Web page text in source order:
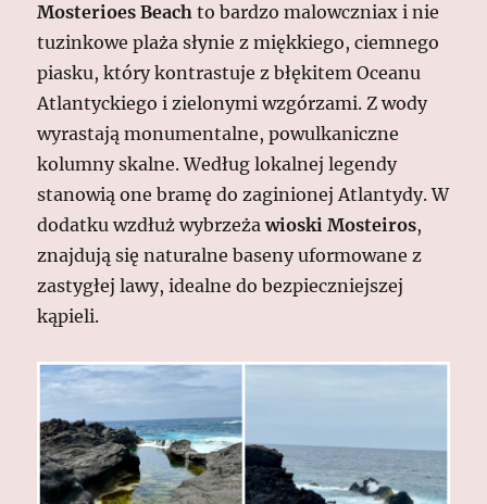
Mosterioes Beach to bardzo malowczniax i nie
tuzinkowe plaża słynie z miękkiego, ciemnego
piasku, który kontrastuje z błękitem Oceanu
Atlantyckiego i zielonymi wzgórzami. Z wody
wyrastają monumentalne, powulkaniczne
kolumny skalne. Według lokalnej legendy
stanowią one bramę do zaginionej Atlantydy. W
dodatku wzdłuż wybrzeżawioski Mosteiros,
znajdują się naturalne baseny uformowane z
zastygłej lawy, idealne do bezpieczniejszej
kąpieli.